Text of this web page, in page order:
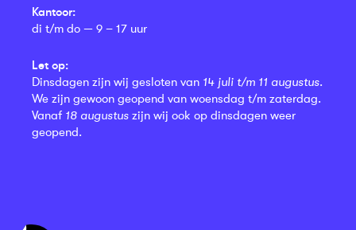
Kantoor:
di t/m do — 9 – 17 uur
Let op:
Dinsdagen zijn wij gesloten van 14 juli t/m 11 augustus.
We zijn gewoon geopend van woensdag t/m zaterdag.
Vanaf 18 augustus zijn wij ook op dinsdagen weer
geopend.